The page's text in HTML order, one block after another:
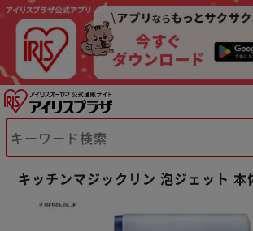
キッチンマジックリン 泡ジェット 本
※ご確認ください